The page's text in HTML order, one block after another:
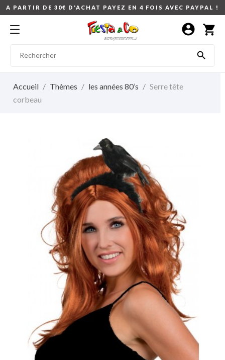
A PARTIR DE 30€ D'ACHAT PAYEZ EN 4 FOIS AVEC PAYPAL !
shopping_cart

account_circle
Accueil Thèmes les années 80’s
Serre tête
corbeau